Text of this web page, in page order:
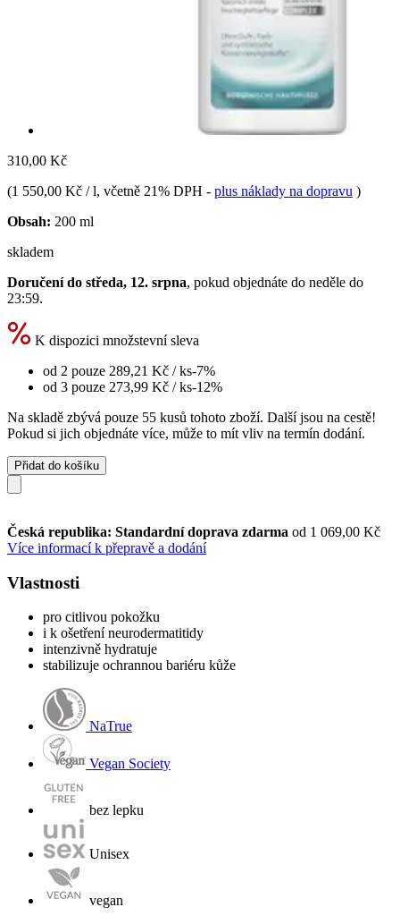
310,00 Kč
(1 550,00 Kč / l, včetně 21% DPH - plus náklady na dopravu )
Obsah: 200 ml
skladem
Doručení do středa, 12. srpna, pokud objednáte do neděle do
23:59.
K dispozici množstevní sleva
od 2 pouze 289,21 Kč / ks-7%
od 3 pouze 273,99 Kč / ks-12%
Na skladě zbývá pouze 55 kusů tohoto zboží. Další jsou na cestě!
Pokud si jich objednáte více, může to mít vliv na termín dodání.
Přidat do košíku
Česká republika: Standardní doprava zdarma od 1 069,00 Kč
Více informací k přepravě a dodání
Vlastnosti
pro citlivou pokožku
i k ošetření neurodermatitidy
intenzivně hydratuje
stabilizuje ochrannou bariéru kůže
NaTrue
Vegan Society
bez lepku
Unisex
vegan